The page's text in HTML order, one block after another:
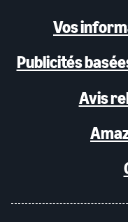
Vos
Publicités
Avis